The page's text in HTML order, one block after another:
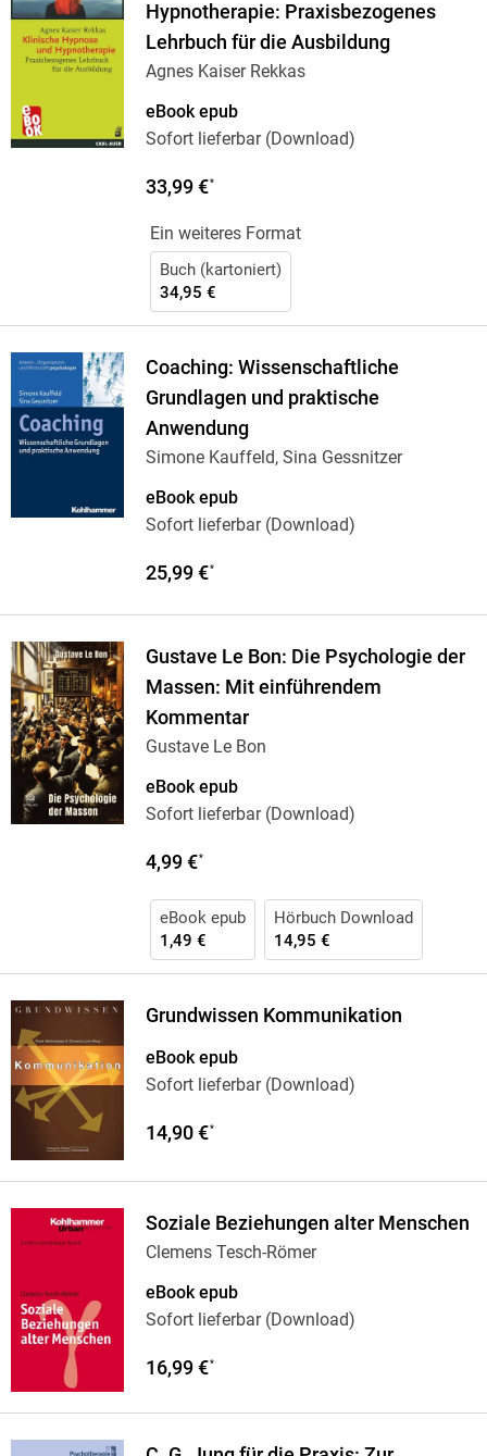
Hypnotherapie: Praxisbezogenes
Lehrbuch für die Ausbildung
Agnes Kaiser Rekkas
eBook epub
Sofort lieferbar (Download)
33,99 €*
Ein weiteres Format
Buch (kartoniert)
34,95 €
Coaching: Wissenschaftliche
Grundlagen und praktische
Anwendung
Simone Kauffeld, Sina Gessnitzer
eBook epub
Sofort lieferbar (Download)
25,99 €*
Gustave Le Bon: Die Psychologie der
Massen: Mit einführendem
Kommentar
Gustave Le Bon
eBook epub
Sofort lieferbar (Download)
4,99 €*
eBook epub
1,49 €
Hörbuch Download
14,95 €
Grundwissen Kommunikation
eBook epub
Sofort lieferbar (Download)
14,90 €*
Soziale Beziehungen alter Menschen
Clemens Tesch-Römer
eBook epub
Sofort lieferbar (Download)
16,99 €*